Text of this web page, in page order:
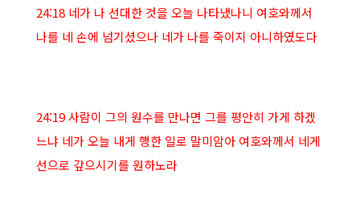
24:18 네가 나 선대한 것을 오늘 나타냈나니 여호와께서
나를 네 손에 넘기셨으나 네가 나를 죽이지 아니하였도다
24:19 사람이 그의 원수를 만나면 그를 평안히 가게 하겠
느냐 네가 오늘 내게 행한 일로 말미암아 여호와께서 네게
선으로 갚으시기를 원하노라